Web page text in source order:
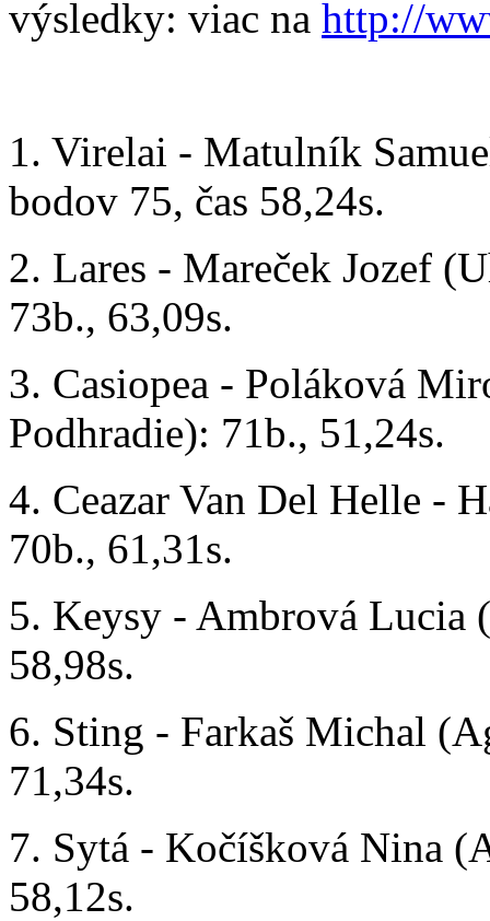
výsledky: viac na http://
1. Virelai - Matulník
bodov 75, čas 58,24s.
2. Lares - Mareček Jozef
73b., 63,09s.
3. Casiopea - Poláková
Podhradie): 71b., 51,24s.
4. Ceazar Van Del Helle -
70b., 61,31s.
5. Keysy - Ambrová Lucia
58,98s.
6. Sting - Farkaš Michal
71,34s.
7. Sytá - Kočíšková Nina
58,12s.